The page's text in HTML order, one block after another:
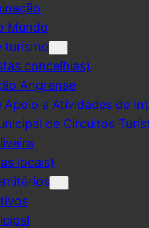
Mundo
turismo
concelhias)
Angrense
Apoio a Atividades de
de Circuitos
locais)